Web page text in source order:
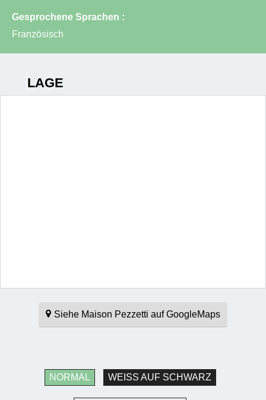
Gesprochene Sprachen :
Französisch
LAGE
Siehe Maison Pezzetti auf GoogleMaps
NORMAL WEISS AUF SCHWARZ